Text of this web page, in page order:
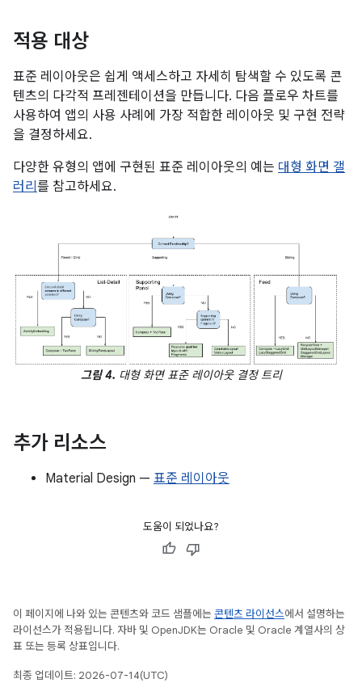
적용 대상
표준 레이아웃은 쉽게 액세스하고 자세히 탐색할 수 있도록 콘
텐츠의 다각적 프레젠테이션을 만듭니다. 다음 플로우 차트를
사용하여 앱의 사용 사례에 가장 적합한 레이아웃 및 구현 전략
을 결정하세요.
다양한 유형의 앱에 구현된 표준 레이아웃의 예는 대형 화면 갤
러리 를 참고하세요.
그림 4. 대형 화면 표준 레이아웃 결정 트리
추가 리소스
Material Design — 표준 레이아웃
도움이 되었나요?
이 페이지에 나와 있는 콘텐츠와 코드 샘플에는 콘텐츠 라이선스에서 설명하는
라이선스가 적용됩니다. 자바 및 OpenJDK는 Oracle 및 Oracle 계열사의 상
표 또는 등록 상표입니다.
최종 업데이트: 2026-07-14(UTC)